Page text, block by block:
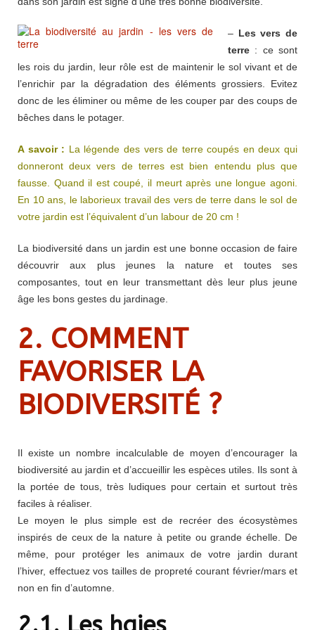
– Les vers de
terre : ce sont
les rois du jardin, leur rôle est de maintenir le sol vivant et de
l’enrichir par la dégradation des éléments grossiers. Evitez
donc de les éliminer ou même de les couper par des coups de
bêches dans le potager.
A savoir : La légende des vers de terre coupés en deux qui
donneront deux vers de terres est bien entendu plus que
fausse. Quand il est coupé, il meurt après une longue agoni.
En 10 ans, le laborieux travail des vers de terre dans le sol de
votre jardin est l’équivalent d’un labour de 20 cm !
La biodiversité dans un jardin est une bonne occasion de faire
découvrir aux plus jeunes la nature et toutes ses
composantes, tout en leur transmettant dès leur plus jeune
âge les bons gestes du jardinage.
2. COMMENT
FAVORISER LA
BIODIVERSITÉ ?
Il existe un nombre incalculable de moyen d’encourager la
biodiversité au jardin et d’accueillir les espèces utiles. Ils sont à
la portée de tous, très ludiques pour certain et surtout très
faciles à réaliser.
Le moyen le plus simple est de recréer des écosystèmes
inspirés de ceux de la nature à petite ou grande échelle. De
même, pour protéger les animaux de votre jardin durant
l’hiver, effectuez vos tailles de propreté courant février/mars et
non en fin d’automne.